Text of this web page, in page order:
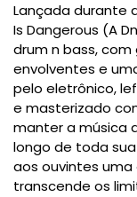
Lançada durante
Is Dangerous (A
drum n bass,
envolventes e
pelo eletrônico,
e masterizado
manter a música
longo de toda
aos ouvintes uma
transcende os